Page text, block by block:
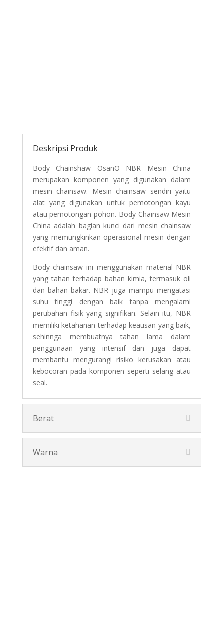
Deskripsi Produk
Body Chainshaw OsanO NBR Mesin China
merupakan komponen yang digunakan dalam
mesin chainsaw. Mesin chainsaw sendiri yaitu
alat yang digunakan untuk pemotongan kayu
atau pemotongan pohon. Body Chainsaw Mesin
China adalah bagian kunci dari mesin chainsaw
yang memungkinkan operasional mesin dengan
efektif dan aman.
Body chainsaw ini menggunakan material NBR
yang tahan terhadap bahan kimia, termasuk oli
dan bahan bakar. NBR juga mampu mengatasi
suhu tinggi dengan baik tanpa mengalami
perubahan fisik yang signifikan. Selain itu, NBR
memiliki ketahanan terhadap keausan yang baik,
sehinnga membuatnya tahan lama dalam
penggunaan yang intensif dan juga dapat
membantu mengurangi risiko kerusakan atau
kebocoran pada komponen seperti selang atau
seal.
Berat
Warna